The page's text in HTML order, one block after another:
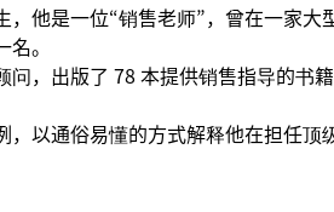
，他是一位“销售老师”，曾在一家
。
问，出版了 78 本提供销售指导的书
，以通俗易懂的方式解释他在担任顶